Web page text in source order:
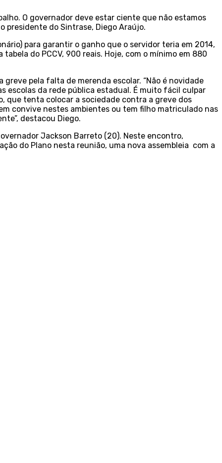
O governador deve estar ciente que não estamos
presidente do Sintrase, Diego Araújo.
para garantir o ganho que o servidor teria em 2014,
do PCCV, 900 reais. Hoje, com o mínimo em 880
pela falta de merenda escolar. “Não é novidade
escolas da rede pública estadual. É muito fácil culpar
que tenta colocar a sociedade contra a greve dos
convive nestes ambientes ou tem filho matriculado nas
destacou Diego.
Jackson Barreto (20). Neste encontro,
do Plano nesta reunião, uma nova assembleia com a